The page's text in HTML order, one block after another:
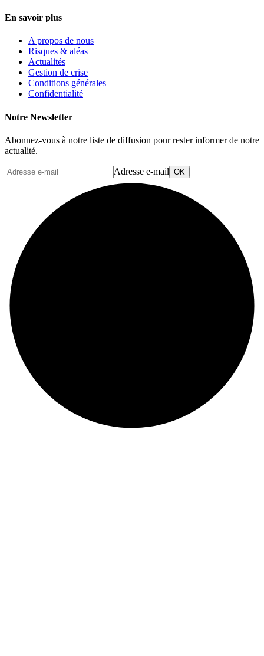
En savoir plus
A propos de nous
Risques & aléas
Actualités
Gestion de crise
Conditions générales
Confidentialité
Notre Newsletter
Abonnez-vous à notre liste de diffusion pour rester informer de notre
actualité.
Adresse e-mail